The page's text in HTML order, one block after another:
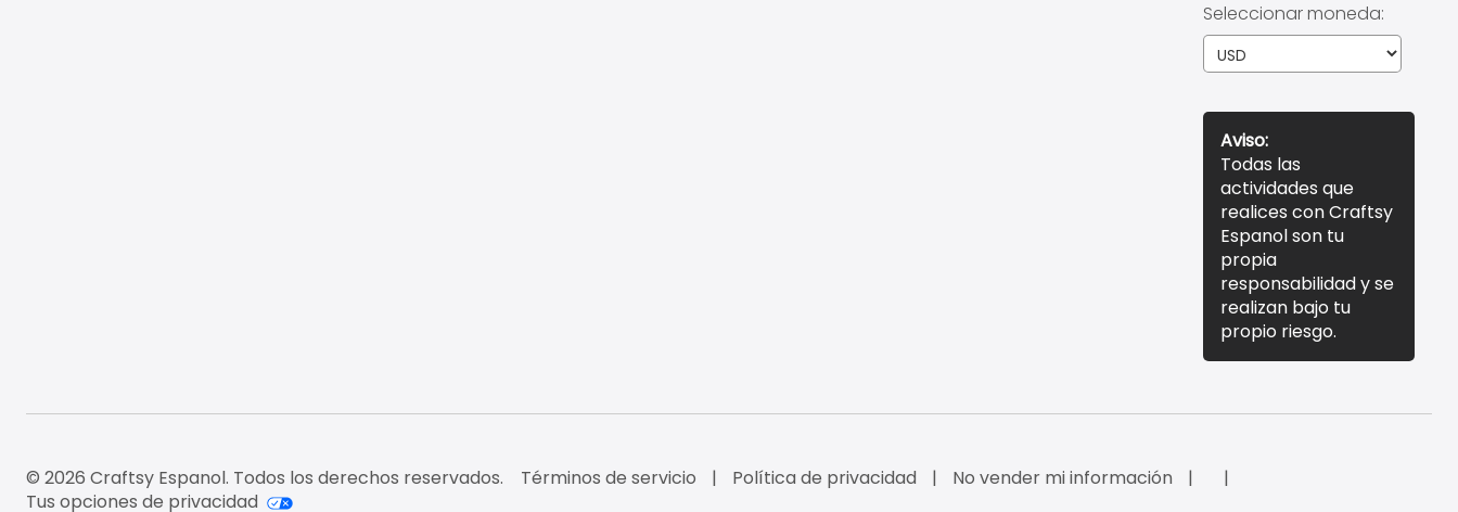
Seleccionar moneda:
Aviso:
Todas las
actividades que
realices con Craftsy
Espanol son tu
propia
responsabilidad y se
realizan bajo tu
propio riesgo.
© 2026 Craftsy Espanol. Todos los derechos reservados. Términos de servicio Política de privacidad
No vender mi información
Tus opciones de privacidad